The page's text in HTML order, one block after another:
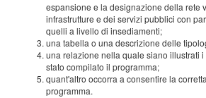
espansione e la designazione della rete
infrastrutture e dei servizi pubblici con
quelli a livello di insediamenti;
una tabella o una descrizione delle
una relazione nella quale siano illustrati
stato compilato il programma;
quant'altro occorra a consentire la
programma.